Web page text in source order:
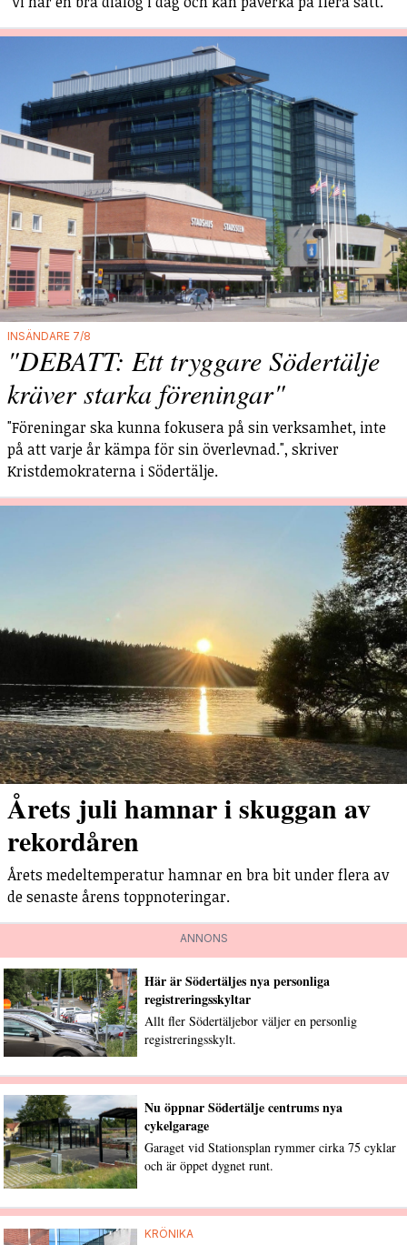
INSÄNDARE 7/8
"DEBATT: Ett tryggare Södertälje
kräver starka föreningar"
"Föreningar ska kunna fokusera på sin verksamhet, inte
på att varje år kämpa för sin överlevnad.", skriver
Kristdemokraterna i Södertälje.
Årets juli hamnar i skuggan av
rekordåren
Årets medeltemperatur hamnar en bra bit under flera av
de senaste årens toppnoteringar.
ANNONS
Här är Södertäljes nya personliga
registreringsskyltar
Allt fler Södertäljebor väljer en personlig
registreringsskylt.
Nu öppnar Södertälje centrums nya
cykelgarage
Garaget vid Stationsplan rymmer cirka 75 cyklar
och är öppet dygnet runt.
KRÖNIKA